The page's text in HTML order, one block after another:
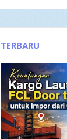
TERBARU